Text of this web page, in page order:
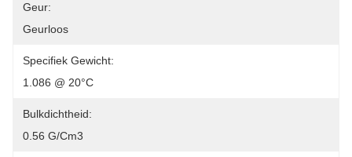
Geur:
Geurloos
Specifiek Gewicht:
1.086 @ 20°C
Bulkdichtheid:
0.56 G/cm3